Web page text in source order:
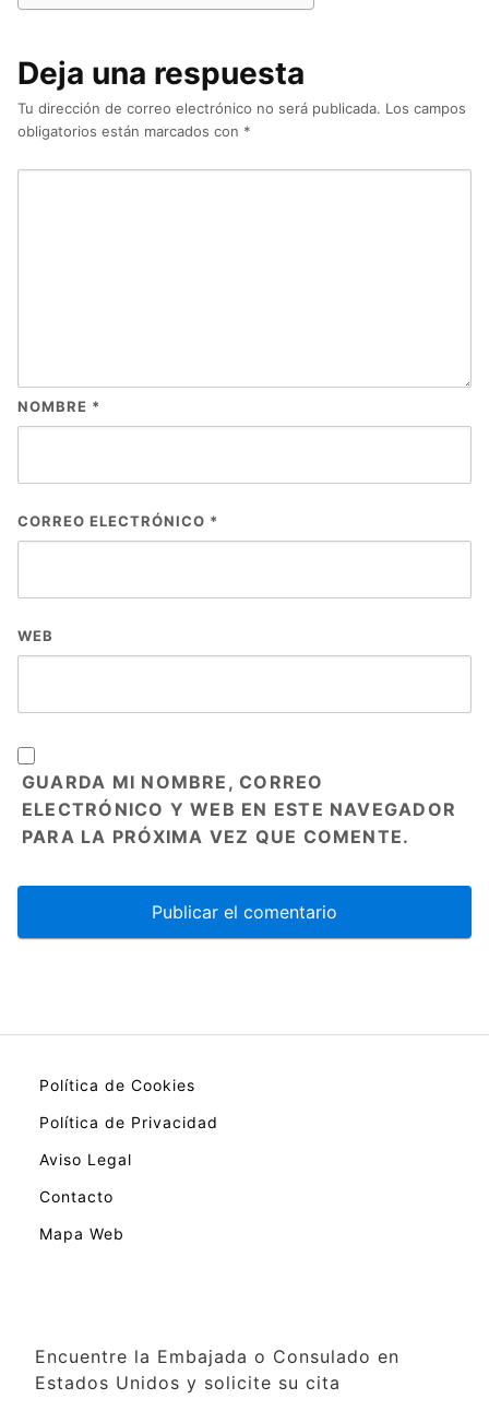
Deja una respuesta
Tu dirección de correo electrónico no será publicada. Los campos
obligatorios están marcados con *
NOMBRE *
CORREO ELECTRÓNICO *
WEB
GUARDA MI NOMBRE, CORREO
ELECTRÓNICO Y WEB EN ESTE NAVEGADOR
PARA LA PRÓXIMA VEZ QUE COMENTE.
Política de Cookies
Política de Privacidad
Aviso Legal
Contacto
Mapa Web
Encuentre la Embajada o Consulado en
Estados Unidos y solicite su cita